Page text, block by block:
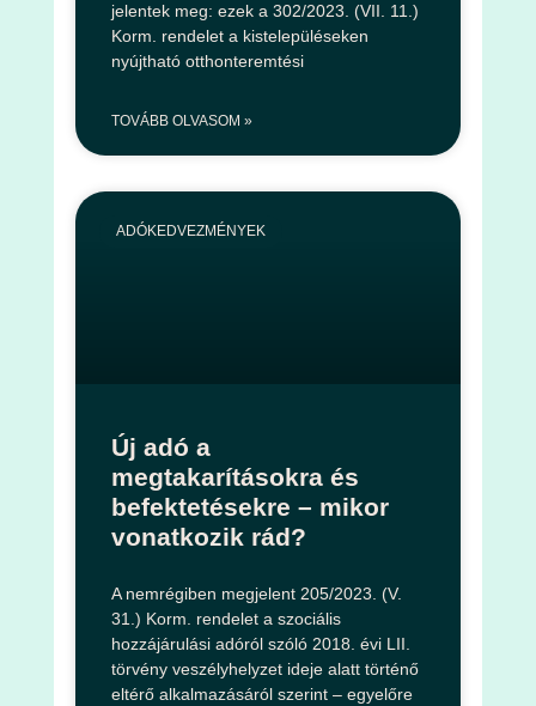
jelentek meg: ezek a 302/2023. (VII. 11.)
Korm. rendelet a kistelepüléseken
nyújtható otthonteremtési
TOVÁBB OLVASOM »
ADÓKEDVEZMÉNYEK
Új adó a
megtakarításokra és
befektetésekre – mikor
vonatkozik rád?
A nemrégiben megjelent 205/2023. (V.
31.) Korm. rendelet a szociális
hozzájárulási adóról szóló 2018. évi LII.
törvény veszélyhelyzet ideje alatt történő
eltérő alkalmazásáról szerint – egyelőre